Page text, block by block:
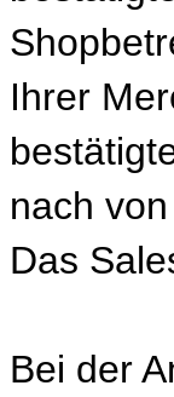
Ihrer
nach
Das
Bei der